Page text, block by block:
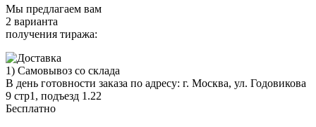
Мы предлагаем вам
2 варианта
получения тиража:
1) Самовывоз со склада
В день готовности заказа по адресу: г. Москва, ул. Годовикова
9 стр1, подъезд 1.22
Бесплатно